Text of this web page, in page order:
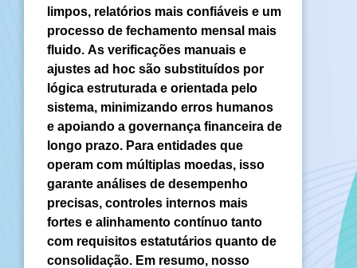
limpos, relatórios mais confiáveis e um
processo de fechamento mensal mais
fluido. As verificações manuais e
ajustes ad hoc são substituídos por
lógica estruturada e orientada pelo
sistema, minimizando erros humanos
e apoiando a governança financeira de
longo prazo. Para entidades que
operam com múltiplas moedas, isso
garante análises de desempenho
precisas, controles internos mais
fortes e alinhamento contínuo tanto
com requisitos estatutários quanto de
consolidação. Em resumo, nosso